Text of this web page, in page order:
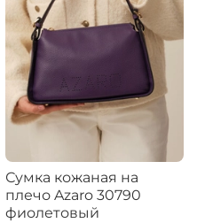
Сумка кожаная на
плечо Azaro 30790
фиолетовый